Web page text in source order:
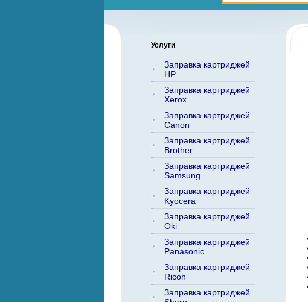
Услуги
Заправка картриджей
HP
Заправка картриджей
Xerox
Заправка картриджей
Canon
Заправка картриджей
Brother
Заправка картриджей
Samsung
Заправка картриджей
Kyocera
Заправка картриджей
Oki
Заправка картриджей
Panasonic
Заправка картриджей
Ricoh
Заправка картриджей